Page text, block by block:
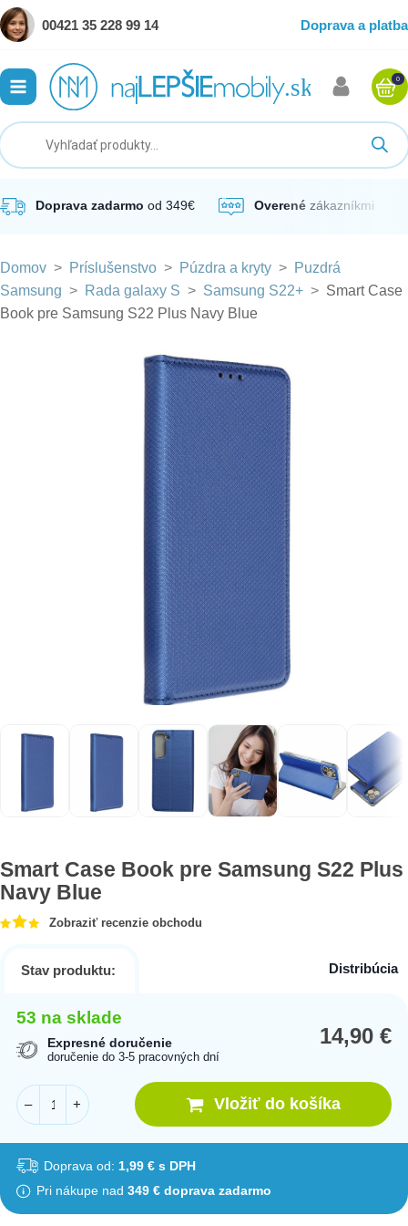
00421 35 228 99 14 Doprava a platba
0
Doprava zadarmo od 349€ Overené zákazníkmi
Domov > Príslušenstvo > Púzdra a kryty > Puzdrá
Samsung > Rada galaxy S > Samsung S22+ > Smart Case
Book pre Samsung S22 Plus Navy Blue
Smart Case Book pre Samsung S22 Plus
Navy Blue
Zobraziť recenzie obchodu
Stav produktu: Distribúcia
53 na sklade
Expresné doručenie
doručenie do 3-5 pracovných dní
14,90€
– + Vložiť do košíka
Doprava od: 1,99 € s DPH
Pri nákupe nad 349 € doprava zadarmo